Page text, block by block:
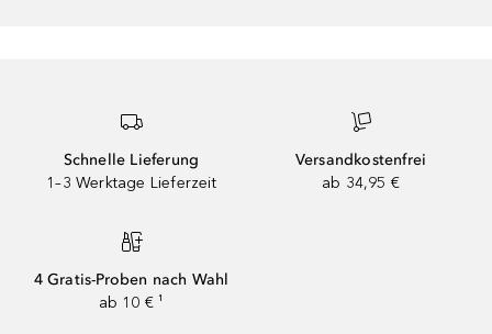
Schnelle Lieferung
1–3 Werktage Lieferzeit
Versandkostenfrei
ab 34,95 €
4 Gratis-Proben nach Wahl
ab 10 € ¹